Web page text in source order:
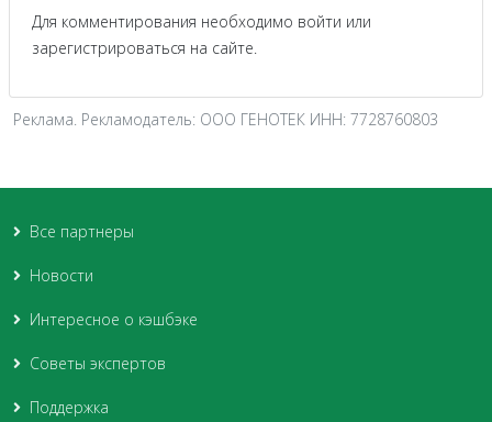
Для комментирования необходимо войти или
зарегистрироваться на сайте.
Реклама. Рекламодатель: ООО ГЕНОТЕК ИНН: 7728760803
Все партнеры
Новости
Интересное о кэшбэке
Советы экспертов
Поддержка